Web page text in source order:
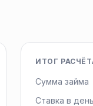
ИТОГ
Сумма займа
Ставка в день